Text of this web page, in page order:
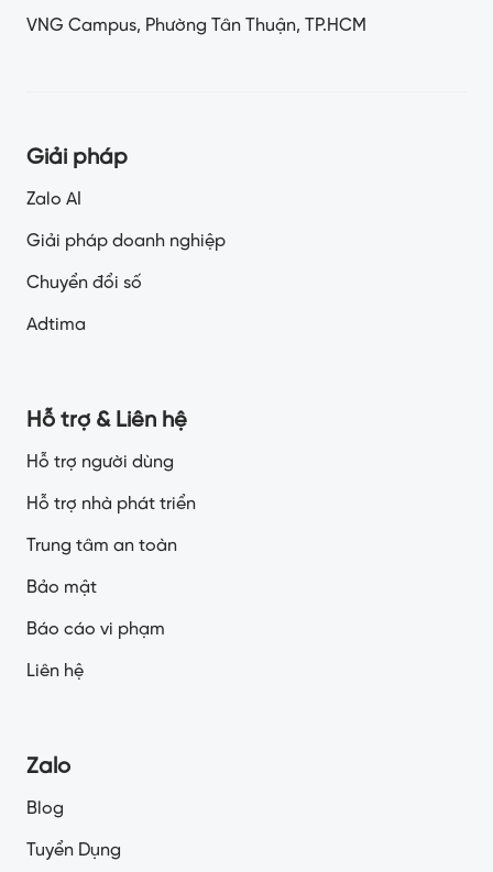
VNG Campus, Phường Tân Thuận, TP.HCM
Giải pháp
Zalo AI
Giải pháp doanh nghiệp
Chuyển đổi số
Adtima
Hỗ trợ & Liên hệ
Hỗ trợ người dùng
Hỗ trợ nhà phát triển
Trung tâm an toàn
Bảo mật
Báo cáo vi phạm
Liên hệ
Zalo
Blog
Tuyển Dụng